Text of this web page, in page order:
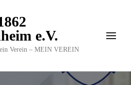
e.V.
Verein – MEIN VEREIN